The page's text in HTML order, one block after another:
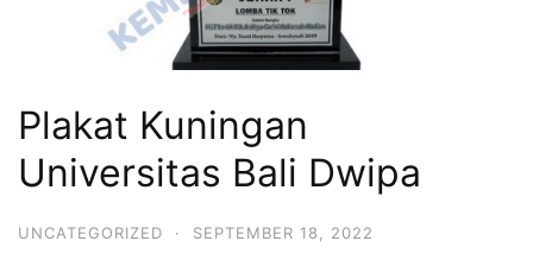
Plakat Kuningan
Universitas Bali Dwipa
UNCATEGORIZED · SEPTEMBER 18, 2022